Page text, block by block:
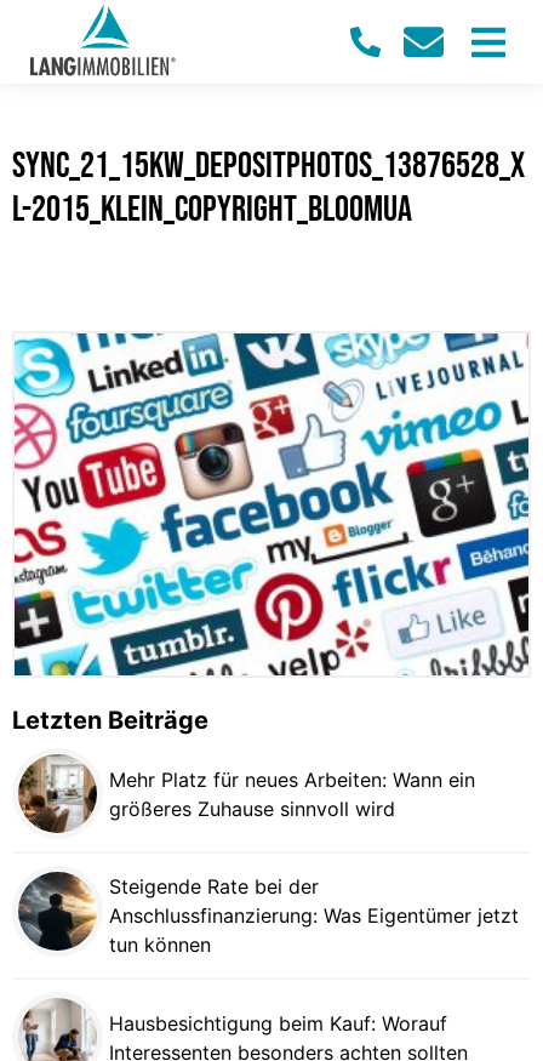
sync_21_15KW_Depositphotos_13876528_x
l-2015_klein_Copyright_bloomua
Letzten Beiträge
Mehr Platz für neues Arbeiten: Wann ein
größeres Zuhause sinnvoll wird
Steigende Rate bei der
Anschlussfinanzierung: Was Eigentümer jetzt
tun können
Hausbesichtigung beim Kauf: Worauf
Interessenten besonders achten sollten